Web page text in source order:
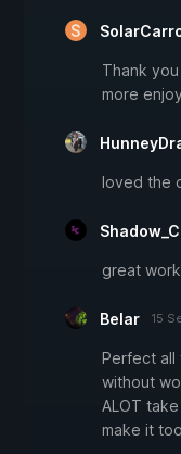
Thank
more
loved the
great
Belar 15
Perfect all
without
ALOT
make it